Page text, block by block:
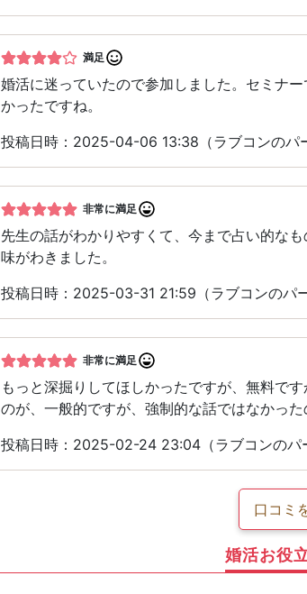
満足
婚活に迷っていたので参加しました。セミナ
かったですね。
投稿日時：2025-04-06 13:38（ラブコンのパ
非常に満足
先生の話がわかりやすくて、今まで占い的な
味がわきました。
投稿日時：2025-03-31 21:59（ラブコンのパ
非常に満足
もっと深掘りしてほしかったですが、無料で
のが、一般的ですが、強制的な話ではなかっ
投稿日時：2025-02-24 23:04（ラブコンのパ
口コミ
婚活お役